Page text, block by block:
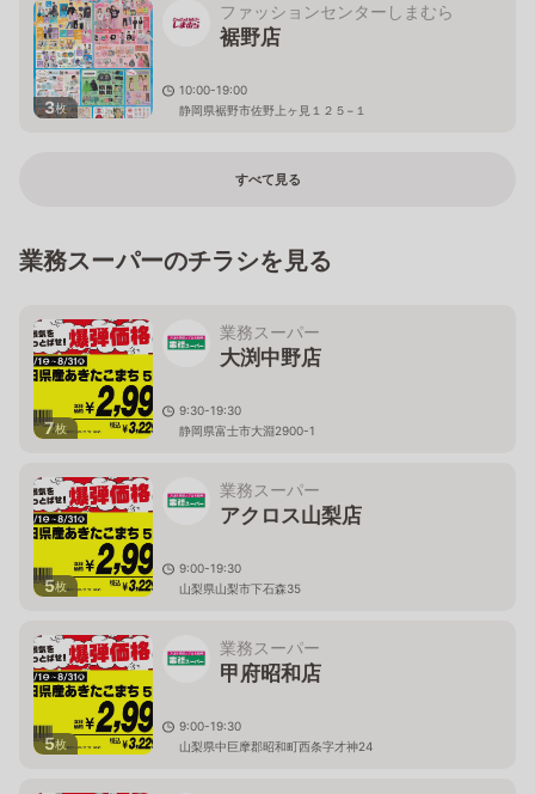
3枚
ファッションセンターしまむら
裾野店
10:00-19:00
静岡県裾野市佐野上ヶ見１２５−１
すべて見る
業務スーパーのチラシを見る
7枚
業務スーパー
大渕中野店
9:30-19:30
静岡県富士市大淵2900-1
5枚
業務スーパー
アクロス山梨店
9:00-19:30
山梨県山梨市下石森35
5枚
業務スーパー
甲府昭和店
9:00-19:30
山梨県中巨摩郡昭和町西条字才神24